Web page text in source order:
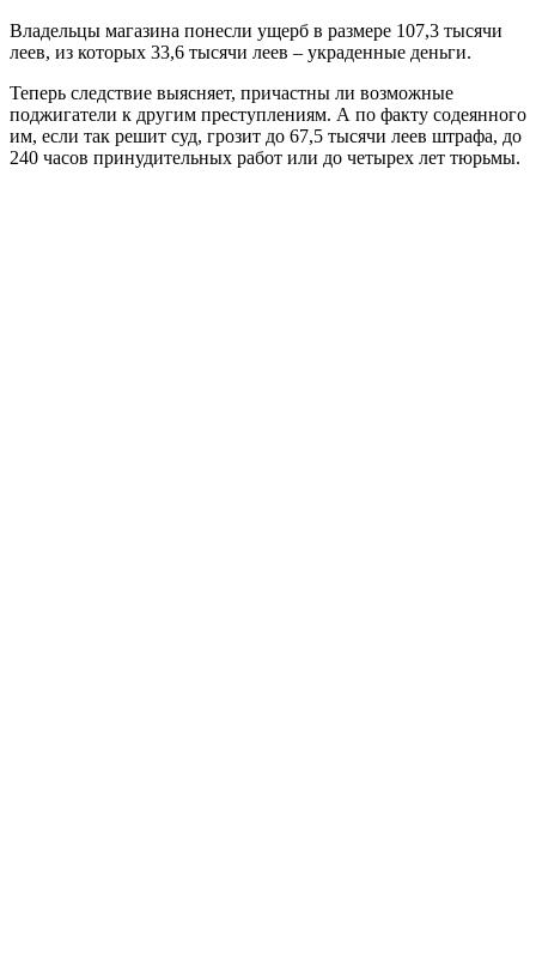
Владельцы магазина понесли ущерб в размере 107,3 тысячи
леев, из которых 33,6 тысячи леев – украденные деньги.
Теперь следствие выясняет, причастны ли возможные
поджигатели к другим преступлениям. А по факту содеянного
им, если так решит суд, грозит до 67,5 тысячи леев штрафа, до
240 часов принудительных работ или до четырех лет тюрьмы.